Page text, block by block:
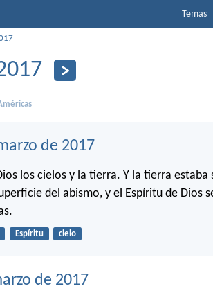
Temas
de 2017
los cielos y la tierra. Y la tierra estaba
del abismo, y el Espíritu de Dios
Espíritu cielo
de 2017